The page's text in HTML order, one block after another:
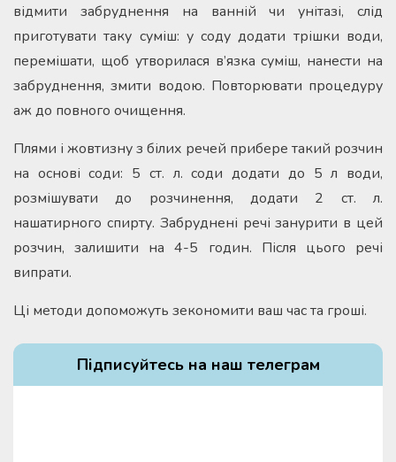
відмити забруднення на ванній чи унітазі, слід
приготувати таку суміш: у соду додати трішки води,
перемішати, щоб утворилася в’язка суміш, нанести на
забруднення, змити водою. Повторювати процедуру
аж до повного очищення.
Плями і жовтизну з білих речей прибере такий розчин
на основі соди: 5 ст. л. соди додати до 5 л води,
розмішувати до розчинення, додати 2 ст. л.
нашатирного спирту. Забруднені речі занурити в цей
розчин, залишити на 4-5 годин. Після цього речі
випрати.
Ці методи допоможуть зекономити ваш час та гроші.